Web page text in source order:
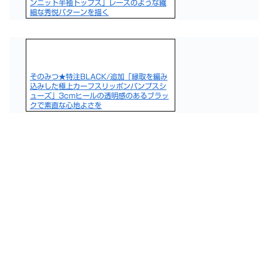
ンニット半袖トップス」レースのような繊
細な秀悦パターンを描く
そのみつ★特注BLACK/追加「縁取を編み
込みした極上カーフスリッポンパンプスシ
ューズ」3cmヒールの透明感のあるブラッ
クで素直な心地よさを